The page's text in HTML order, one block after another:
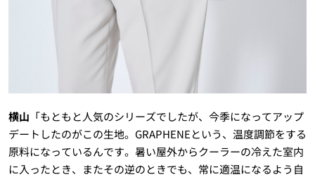
横山 「もともと人気のシリーズでしたが、今季になってアップ
デートしたのがこの生地。GRAPHENEという、温度調節をする
原料になっているんです。暑い屋外からクーラーの冷えた室内
に入ったとき、またその逆のときでも、常に適温になるよう自